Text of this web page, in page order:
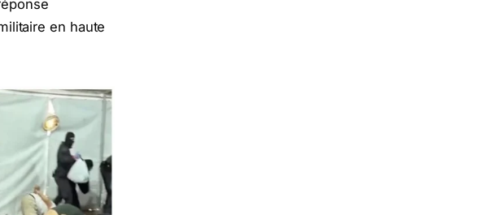
en haute